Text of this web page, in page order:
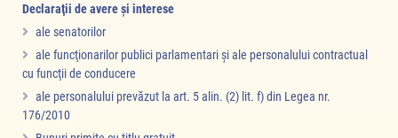
Declaraţii de avere şi interese
ale senatorilor
ale funcţionarilor publici parlamentari şi ale personalului contractual
cu funcţii de conducere
ale personalului prevăzut la art. 5 alin. (2) lit. f) din Legea nr.
176/2010